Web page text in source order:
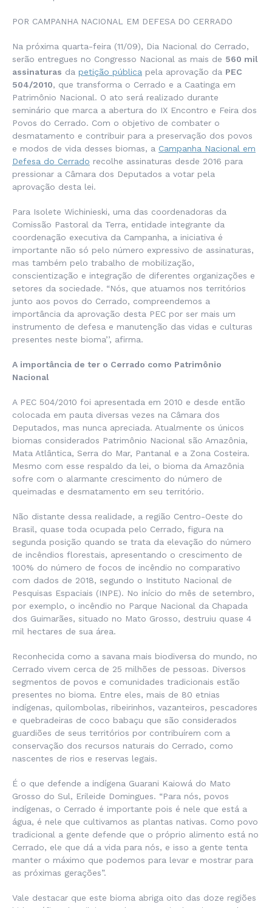
POR CAMPANHA NACIONAL EM DEFESA DO CERRADO
Na próxima quarta-feira (11/09), Dia Nacional do Cerrado,
serão entregues no Congresso Nacional as mais de 560 mil
assinaturas da petição pública pela aprovação da PEC
504/2010, que transforma o Cerrado e a Caatinga em
Patrimônio Nacional. O ato será realizado durante
seminário que marca a abertura do IX Encontro e Feira dos
Povos do Cerrado. Com o objetivo de combater o
desmatamento e contribuir para a preservação dos povos
e modos de vida desses biomas, a Campanha Nacional em
Defesa do Cerrado recolhe assinaturas desde 2016 para
pressionar a Câmara dos Deputados a votar pela
aprovação desta lei.
Para Isolete Wichinieski, uma das coordenadoras da
Comissão Pastoral da Terra, entidade integrante da
coordenação executiva da Campanha, a iniciativa é
importante não só pelo número expressivo de assinaturas,
mas também pelo trabalho de mobilização,
conscientização e integração de diferentes organizações e
setores da sociedade. “Nós, que atuamos nos territórios
junto aos povos do Cerrado, compreendemos a
importância da aprovação desta PEC por ser mais um
instrumento de defesa e manutenção das vidas e culturas
presentes neste bioma’’, afirma.
A importância de ter o Cerrado como Patrimônio
Nacional
A PEC 504/2010 foi apresentada em 2010 e desde então
colocada em pauta diversas vezes na Câmara dos
Deputados, mas nunca apreciada. Atualmente os únicos
biomas considerados Patrimônio Nacional são Amazônia,
Mata Atlântica, Serra do Mar, Pantanal e a Zona Costeira.
Mesmo com esse respaldo da lei, o bioma da Amazônia
sofre com o alarmante crescimento do número de
queimadas e desmatamento em seu território.
Não distante dessa realidade, a região Centro-Oeste do
Brasil, quase toda ocupada pelo Cerrado, figura na
segunda posição quando se trata da elevação do número
de incêndios florestais, apresentando o crescimento de
100% do número de focos de incêndio no comparativo
com dados de 2018, segundo o Instituto Nacional de
Pesquisas Espaciais (INPE). No início do mês de setembro,
por exemplo, o incêndio no Parque Nacional da Chapada
dos Guimarães, situado no Mato Grosso, destruiu quase 4
mil hectares de sua área.
Reconhecida como a savana mais biodiversa do mundo, no
Cerrado vivem cerca de 25 milhões de pessoas. Diversos
segmentos de povos e comunidades tradicionais estão
presentes no bioma. Entre eles, mais de 80 etnias
indígenas, quilombolas, ribeirinhos, vazanteiros, pescadores
e quebradeiras de coco babaçu que são considerados
guardiões de seus territórios por contribuírem com a
conservação dos recursos naturais do Cerrado, como
nascentes de rios e reservas legais.
É o que defende a indígena Guarani Kaiowá do Mato
Grosso do Sul, Erileide Domingues. “Para nós, povos
indígenas, o Cerrado é importante pois é nele que está a
água, é nele que cultivamos as plantas nativas. Como povo
tradicional a gente defende que o próprio alimento está no
Cerrado, ele que dá a vida para nós, e isso a gente tenta
manter o máximo que podemos para levar e mostrar para
as próximas gerações”.
Vale destacar que este bioma abriga oito das doze regiões